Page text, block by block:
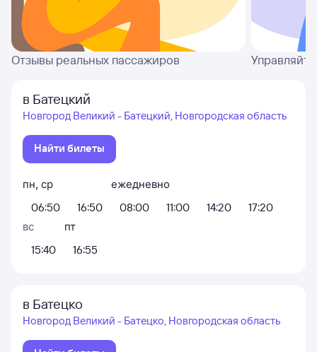
Отзывы реальных пассажиров
в Батецкий
Новгород Великий - Батецкий, Новгородская область
Найти билеты
пн, ср
06:50
16:50
ежедневно
08:00
11:00 14:20
17:20
вс
15:40
пт
16:55
в Батецко
Новгород Великий - Батецко, Новгородская область